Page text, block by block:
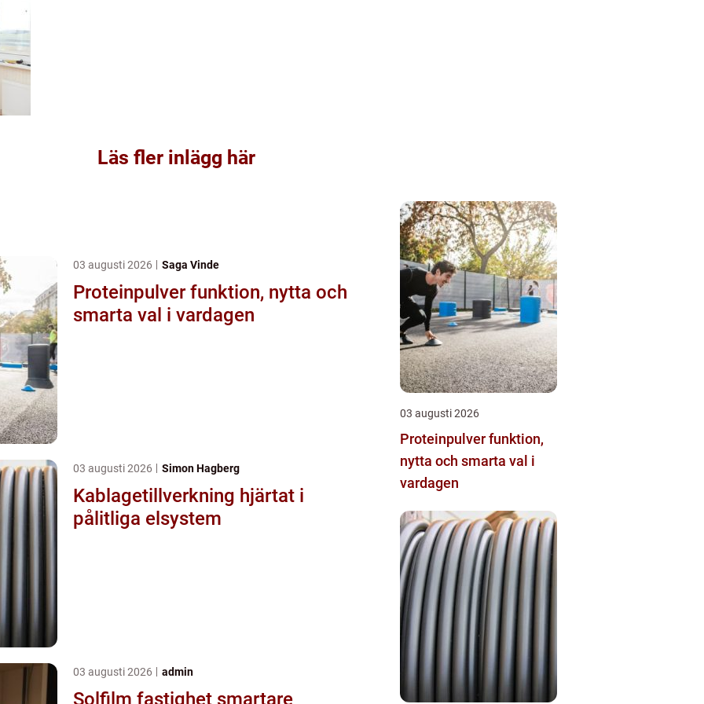
Läs fler inlägg här
03 augusti 2026 Saga Vinde
Proteinpulver funktion, nytta och
smarta val i vardagen
03 augusti 2026 Simon Hagberg
Kablagetillverkning hjärtat i
pålitliga elsystem
03 augusti 2026 admin
Solfilm fastighet smartare
03 augusti 2026
Proteinpulver funktion,
nytta och smarta val i
vardagen